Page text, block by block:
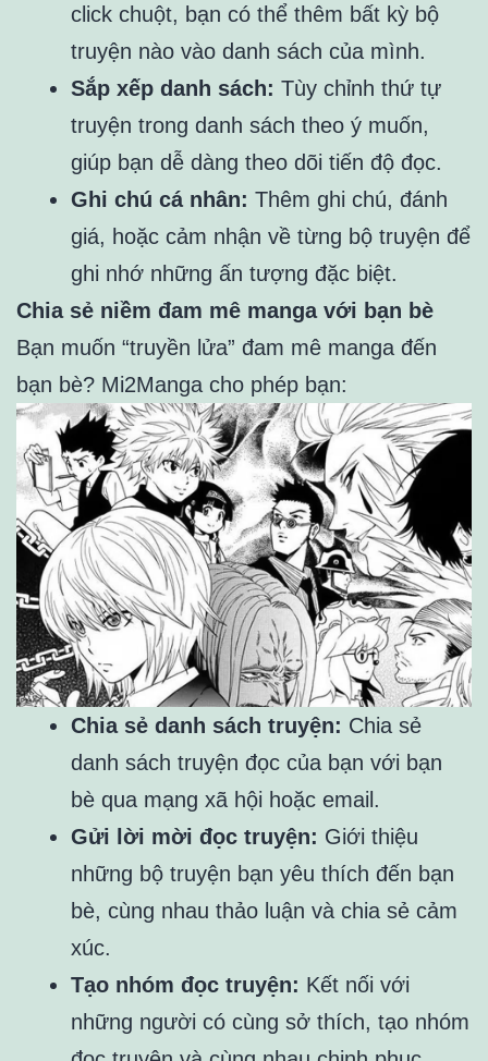
click chuột, bạn có thể thêm bất kỳ bộ
truyện nào vào danh sách của mình.
Sắp xếp danh sách: Tùy chỉnh thứ tự
truyện trong danh sách theo ý muốn,
giúp bạn dễ dàng theo dõi tiến độ đọc.
Ghi chú cá nhân: Thêm ghi chú, đánh
giá, hoặc cảm nhận về từng bộ truyện để
ghi nhớ những ấn tượng đặc biệt.
Chia sẻ niềm đam mê manga với bạn bè
Bạn muốn “truyền lửa” đam mê manga đến
bạn bè? Mi2Manga cho phép bạn:
Chia sẻ danh sách truyện: Chia sẻ
danh sách truyện đọc của bạn với bạn
bè qua mạng xã hội hoặc email.
Gửi lời mời đọc truyện: Giới thiệu
những bộ truyện bạn yêu thích đến bạn
bè, cùng nhau thảo luận và chia sẻ cảm
xúc.
Tạo nhóm đọc truyện: Kết nối với
những người có cùng sở thích, tạo nhóm